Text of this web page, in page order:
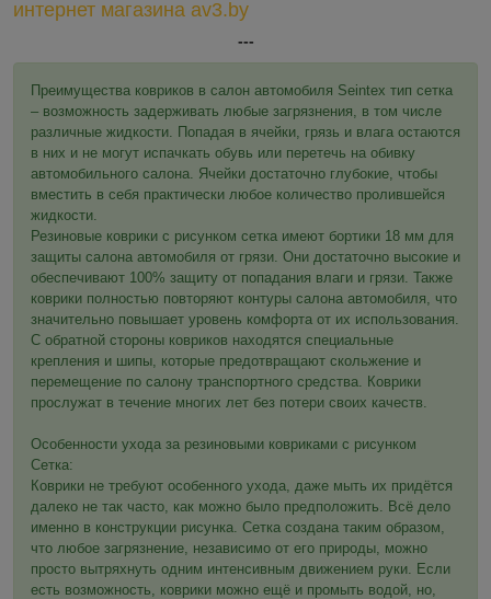
интернет магазина av3.by
---
Преимущества ковриков в салон автомобиля Seintex тип сетка
– возможность задерживать любые загрязнения, в том числе
различные жидкости. Попадая в ячейки, грязь и влага остаются
в них и не могут испачкать обувь или перетечь на обивку
автомобильного салона. Ячейки достаточно глубокие, чтобы
вместить в себя практически любое количество пролившейся
жидкости.
Резиновые коврики с рисунком сетка имеют бортики 18 мм для
защиты салона автомобиля от грязи. Они достаточно высокие и
обеспечивают 100% защиту от попадания влаги и грязи. Также
коврики полностью повторяют контуры салона автомобиля, что
значительно повышает уровень комфорта от их использования.
С обратной стороны ковриков находятся специальные
крепления и шипы, которые предотвращают скольжение и
перемещение по салону транспортного средства. Коврики
прослужат в течение многих лет без потери своих качеств.
Особенности ухода за резиновыми ковриками с рисунком
Сетка:
Коврики не требуют особенного ухода, даже мыть их придётся
далеко не так часто, как можно было предположить. Всё дело
именно в конструкции рисунка. Сетка создана таким образом,
что любое загрязнение, независимо от его природы, можно
просто вытряхнуть одним интенсивным движением руки. Если
есть возможность, коврики можно ещё и промыть водой, но,